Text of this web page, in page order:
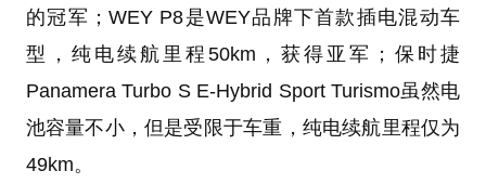
的冠军；WEY P8是WEY品牌下首款插电混动车
型，纯电续航里程50km，获得亚军；保时捷
Panamera Turbo S E-Hybrid Sport Turismo虽然电
池容量不小，但是受限于车重，纯电续航里程仅为
49km。